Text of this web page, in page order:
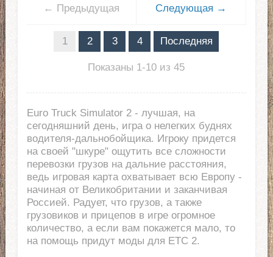
← Предыдущая Следующая →
1 2 3 4 Последняя
Показаны 1-10 из 45
Euro Truck Simulator 2 - лучшая, на
сегодняшний день, игра о нелегких буднях
водителя-дальнобойщика. Игроку придется
на своей "шкуре" ощутить все сложности
перевозки грузов на дальние расстояния,
ведь игровая карта охватывает всю Европу -
начиная от Великобритании и заканчивая
Россией. Радует, что грузов, а также
грузовиков и прицепов в игре огромное
количество, а если вам покажется мало, то
на помощь придут моды для ЕТС 2.